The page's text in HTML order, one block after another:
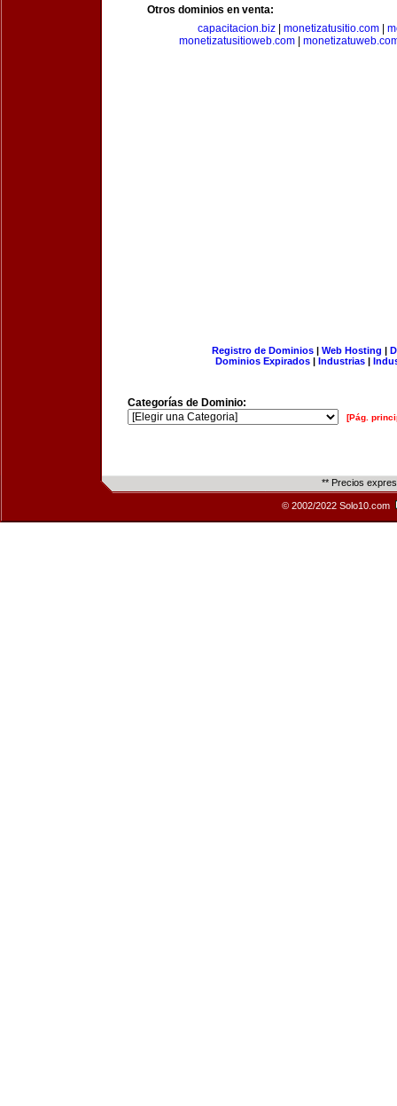
Otros dominios en venta:
capacitacion.biz| monetizatusitio.com|
monetizatusitioweb.com
Registro de Dominios| Web Hosting |
Dominios Expirados | Industrias |
Categorías de Dominio:
[Pág.
** Precios
© 2002/2022 Solo10.com